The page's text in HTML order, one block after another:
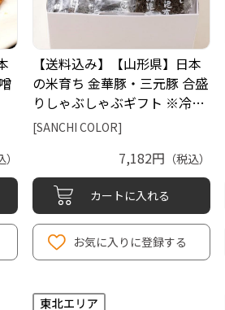
【送料込み】【山形県】日本
の米育ち 金華豚・三元豚 合盛
りしゃぶしゃぶギフト ※冷…
[SANCHI COLOR]
7,182円 （税込）
カートに入れる
お気に入りに登録する